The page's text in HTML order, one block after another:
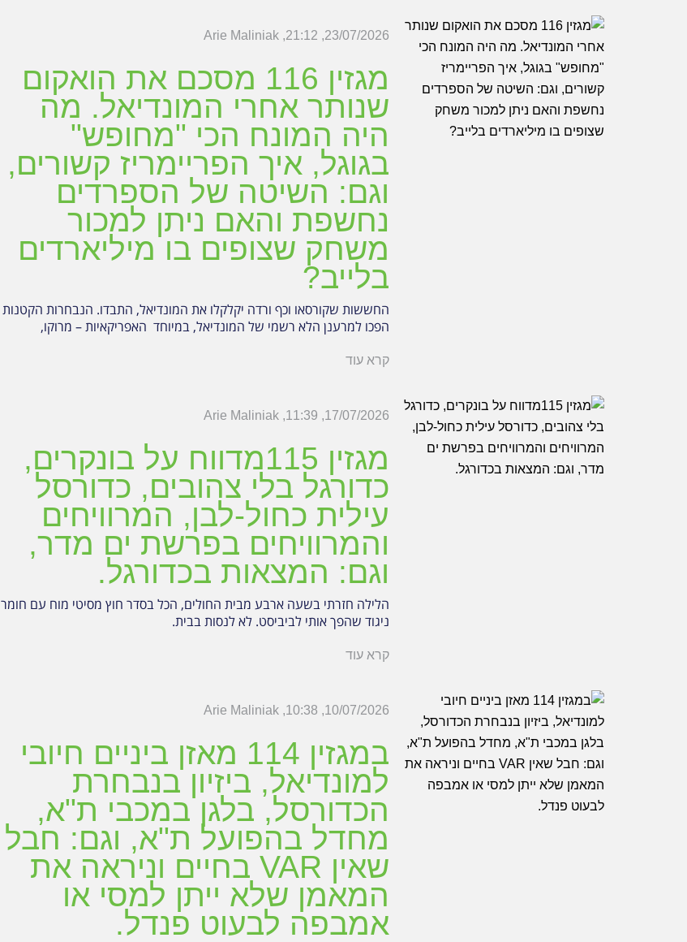
23/07/2026
21:12
Arie Maliniak
מגזין 116 מסכם את הואקום
שנותר אחרי המונדיאל. מה
היה המונח הכי "מחופש"
בגוגל, איך הפריימריז קשורים,
וגם: השיטה של הספרדים
נחשפת והאם ניתן למכור
משחק שצופים בו מיליארדים
בלייב?
החששות שקורסאו וכף ורדה יקלקלו את המונדיאל, התבדו. הנבחרות הקטנות
הפכו למרענן הלא רשמי של המונדיאל, במיוחד האפריקאיות – מרוקו,
קרא עוד
17/07/2026
11:39
Arie Maliniak
מגזין 115מדווח על בונקרים,
כדורגל בלי צהובים, כדורסל
עילית כחול-לבן, המרוויחים
והמרוויחים בפרשת ים מדר,
וגם: המצאות בכדורגל.
הלילה חזרתי בשעה ארבע מבית החולים, הכל בסדר חוץ מסיטי מוח עם חומר
ניגוד שהפך אותי לביביסט. לא לנסות בבית.
קרא עוד
10/07/2026
10:38
Arie Maliniak
במגזין 114 מאזן ביניים חיובי
למונדיאל, ביזיון בנבחרת
הכדורסל, בלגן במכבי ת"א,
מחדל בהפועל ת"א, וגם: חבל
שאין VAR בחיים וניראה את
המאמן שלא ייתן למסי או
אמבפה לבעוט פנדל.